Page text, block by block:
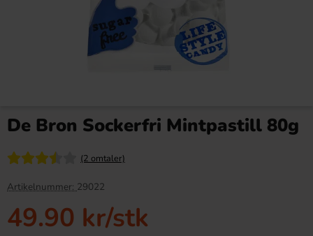
10.90 kr
De Bron Sockerfri Mintpastill 80g
(2 omtaler)
Artikelnummer: 29022
49.90 kr/stk